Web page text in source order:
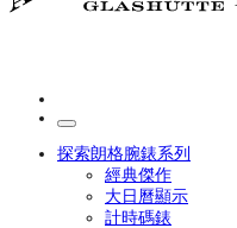
探索朗格腕錶系列
經典傑作
大日曆顯示
計時碼錶